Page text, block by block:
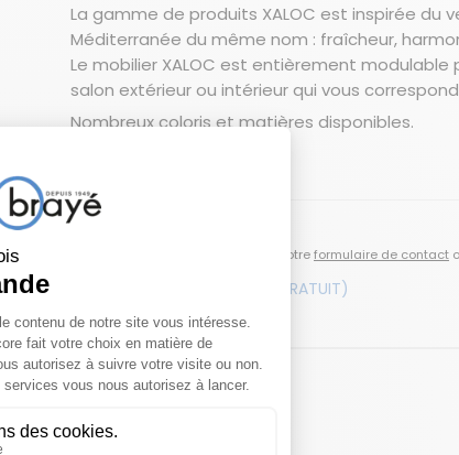
La gamme de produits XALOC est inspirée du
Méditerranée du même nom : fraîcheur,
Le mobilier XALOC est entièrement modulable
salon extérieur ou intérieur qui vous
Nombreux coloris et matières disponibles.
Besoin d'un conseil ?
via notreformulaire de contact
(APPEL GRATUIT)